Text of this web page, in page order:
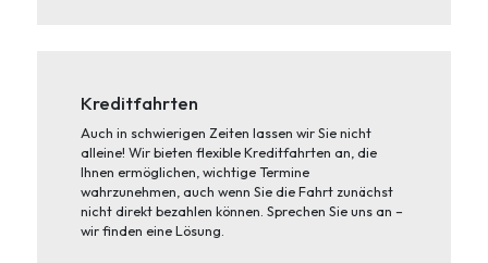
Kreditfahrten
Auch in schwierigen Zeiten lassen wir Sie nicht
alleine! Wir bieten flexible Kreditfahrten an, die
Ihnen ermöglichen, wichtige Termine
wahrzunehmen, auch wenn Sie die Fahrt zunächst
nicht direkt bezahlen können. Sprechen Sie uns an –
wir finden eine Lösung.